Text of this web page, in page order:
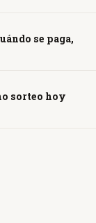
se paga,
sorteo hoy